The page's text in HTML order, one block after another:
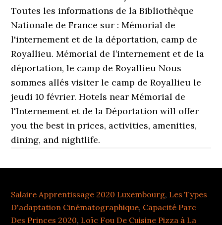
Salaire Apprentissage 2020 Luxembourg, Les Types
D'adaptation Cinématographique, Capacité Parc
Des Princes 2020, Loïc Fou De Cuisine Pizza à La